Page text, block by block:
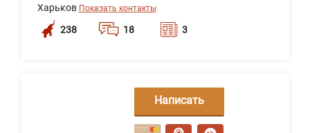
Харьков Показать контакты
238 18 3
Написать
сообщение